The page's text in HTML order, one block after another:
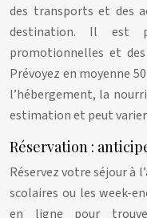
des transports et des
destination. Il est
promotionnelles et
Prévoyez en moyenne
l’hébergement, la
estimation et peut varier
Réservation :
Réservez votre séjour à
scolaires ou les week-
en ligne pour